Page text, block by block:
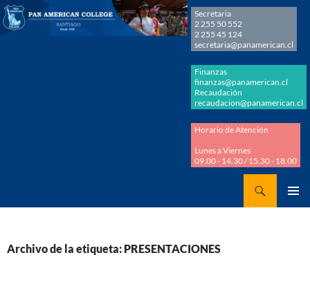
Secretaria
2 255 50 552
2 255 45 124
secretaria@panamerican.cl
Finanzas
finanzas@panamerican.cl
Recaudación
recaudacion@panamerican.cl
Horario de Atención
Lunes a Viernes
09.00 - 14.30 / 15.30 - 18.00
Archivo de la etiqueta: PRESENTACIONES